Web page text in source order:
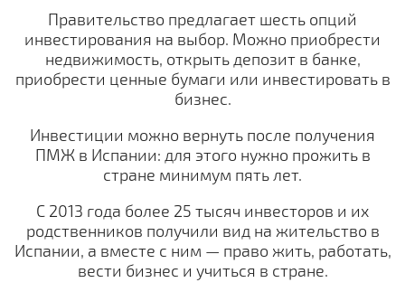
Правительство предлагает шесть опций
инвестирования на выбор. Можно приобрести
недвижимость, открыть депозит в банке,
приобрести ценные бумаги или инвестировать в
бизнес.
Инвестиции можно вернуть после получения
ПМЖ в Испании: для этого нужно прожить в
стране минимум пять лет.
С 2013 года более 25 тысяч инвесторов и их
родственников получили вид на жительство в
Испании, а вместе с ним — право жить, работать,
вести бизнес и учиться в стране.